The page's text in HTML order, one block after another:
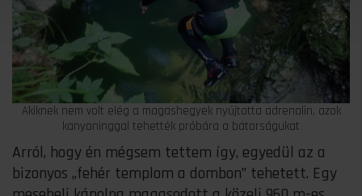
Akiknek nem volt elég a magashegyek nyújtotta adrenalin, azok
kanyoninggal tehették próbára a bátorságukat
Arról, hogy én mégsem tettem így, egyedül az a
bizonyos „fehér templom a dombon” tehetett. Egy